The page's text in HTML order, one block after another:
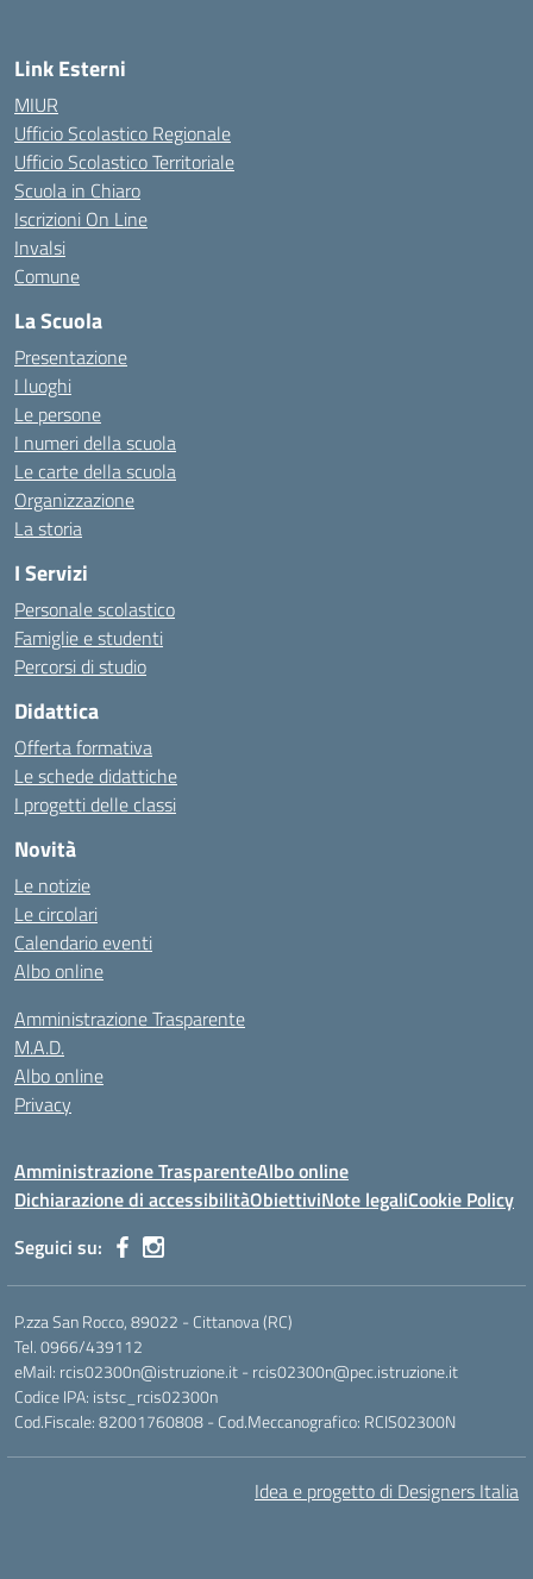
Link Esterni
MIUR
Ufficio Scolastico Regionale
Ufficio Scolastico Territoriale
Scuola in Chiaro
Iscrizioni On Line
Invalsi
Comune
La Scuola
Presentazione
I luoghi
Le persone
I numeri della scuola
Le carte della scuola
Organizzazione
La storia
I Servizi
Personale scolastico
Famiglie e studenti
Percorsi di studio
Didattica
Offerta formativa
Le schede didattiche
I progetti delle classi
Novità
Le notizie
Le circolari
Calendario eventi
Albo online
Amministrazione Trasparente
M.A.D.
Albo online
Privacy
Amministrazione TrasparenteAlbo online
Dichiarazione di accessibilitàObiettiviNote legaliCookie Policy
Seguici su:
P.zza San Rocco, 89022 - Cittanova (RC)
Tel. 0966/439112
eMail: rcis02300n@istruzione.it - rcis02300n@pec.istruzione.it
Codice IPA: istsc_rcis02300n
Cod.Fiscale: 82001760808 - Cod.Meccanografico: RCIS02300N
Idea e progetto di Designers Italia